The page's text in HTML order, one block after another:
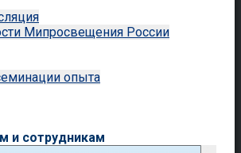
Мипросвещения России
опыта
и сотрудникам